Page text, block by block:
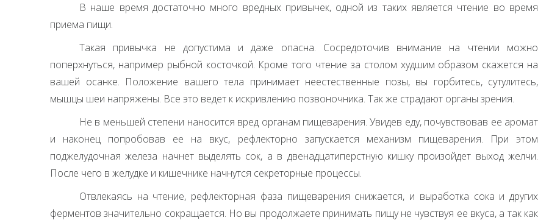
В наше время достаточно много вредных привычек, одной из таких является чтение во время
приема пищи.
Такая привычка не допустима и даже опасна. Сосредоточив внимание на чтении можно
поперхнуться, например рыбной косточкой. Кроме того чтение за столом худшим образом скажется на
вашей осанке. Положение вашего тела принимает неестественные позы, вы горбитесь, сутулитесь,
мышцы шеи напряжены. Все это ведет к искривлению позвоночника. Так же страдают органы зрения.
Не в меньшей степени наносится вред органам пищеварения. Увидев еду, почувствовав ее аромат
и наконец попробовав ее на вкус, рефлекторно запускается механизм пищеварения. При этом
поджелудочная железа начнет выделять сок, а в двенадцатиперстную кишку произойдет выход желчи.
После чего в желудке и кишечнике начнутся секреторные процессы.
Отвлекаясь на чтение, рефлекторная фаза пищеварения снижается, и выработка сока и других
ферментов значительно сокращается. Но вы продолжаете принимать пищу не чувствуя ее вкуса, а так как